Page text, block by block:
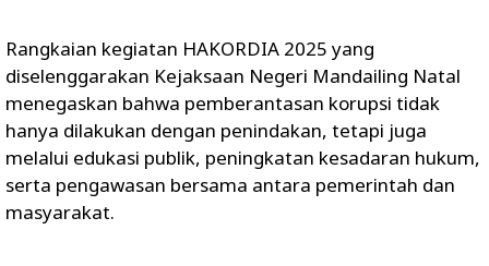
Rangkaian kegiatan HAKORDIA 2025 yang
diselenggarakan Kejaksaan Negeri Mandailing Natal
menegaskan bahwa pemberantasan korupsi tidak
hanya dilakukan dengan penindakan, tetapi juga
melalui edukasi publik, peningkatan kesadaran hukum,
serta pengawasan bersama antara pemerintah dan
masyarakat.